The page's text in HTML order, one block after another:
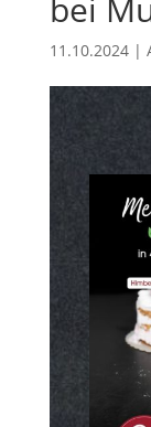
bei
11.10.2024|